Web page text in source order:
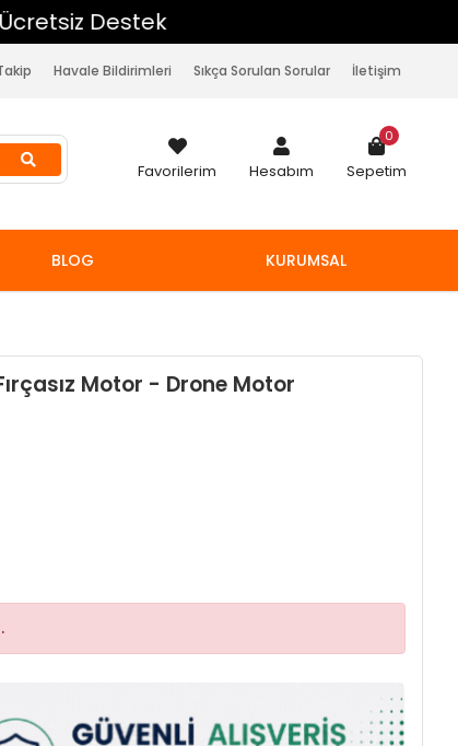
Havale Bildirimleri Sıkça Sorulan Sorular İletişim
Favorilerim Hesabım Sepetim
0
BLOG KURUMSAL
Motor - Drone Motor